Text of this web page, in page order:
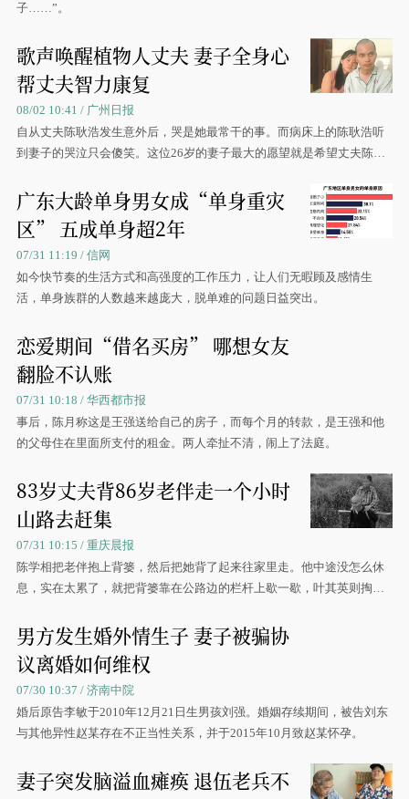
子……”。
歌声唤醒植物人丈夫 妻子全身心
帮丈夫智力康复
08/02 10:41 / 广州日报
自从丈夫陈耿浩发生意外后，哭是她最常干的事。而病床上的陈耿浩听
到妻子的哭泣只会傻笑。这位26岁的妻子最大的愿望就是希望丈夫陈耿
广东大龄单身男女成“单身重灾
区” 五成单身超2年
07/31 11:19 / 信网
如今快节奏的生活方式和高强度的工作压力，让人们无暇顾及感情生
活，单身族群的人数越来越庞大，脱单难的问题日益突出。
恋爱期间“借名买房” 哪想女友
翻脸不认账
07/31 10:18 / 华西都市报
事后，陈月称这是王强送给自己的房子，而每个月的转款，是王强和他
的父母住在里面所支付的租金。两人牵扯不清，闹上了法庭。
83岁丈夫背86岁老伴走一个小时
山路去赶集
07/31 10:15 / 重庆晨报
陈学相把老伴抱上背篓，然后把她背了起来往家里走。他中途没怎么休
息，实在太累了，就把背篓靠在公路边的栏杆上歇一歇，叶其英则掏出
男方发生婚外情生子 妻子被骗协
议离婚如何维权
07/30 10:37 / 济南中院
婚后原告李敏于2010年12月21日生男孩刘强。婚姻存续期间，被告刘东
与其他异性赵某存在不正当性关系，并于2015年10月致赵某怀孕。
妻子突发脑溢血瘫痪 退伍老兵不